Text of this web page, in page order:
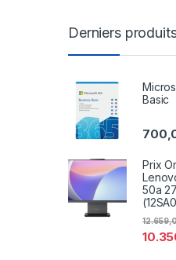
Derniers
Basic
Prix
50a